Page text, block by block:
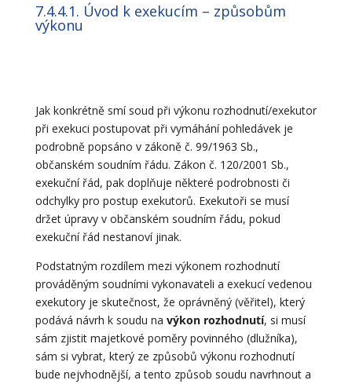
7.4.4.1. Úvod k exekucím – způsobům
výkonu
Jak konkrétně smí soud při výkonu rozhodnutí/exekutor
při exekuci postupovat při vymáhání pohledávek je
podrobně popsáno v zákoně č. 99/1963 Sb.,
občanském soudním řádu. Zákon č. 120/2001 Sb.,
exekuční řád, pak doplňuje některé podrobnosti či
odchylky pro postup exekutorů. Exekutoři se musí
držet úpravy v občanském soudním řádu, pokud
exekuční řád nestanoví jinak.
Podstatným rozdílem mezi výkonem rozhodnutí
prováděným soudními vykonavateli a exekucí vedenou
exekutory je skutečnost, že oprávněný (věřitel), který
podává návrh k soudu na výkon rozhodnutí, si musí
sám zjistit majetkové poměry povinného (dlužníka),
sám si vybrat, který ze způsobů výkonu rozhodnutí
bude nejvhodnější, a tento způsob soudu navrhnout a